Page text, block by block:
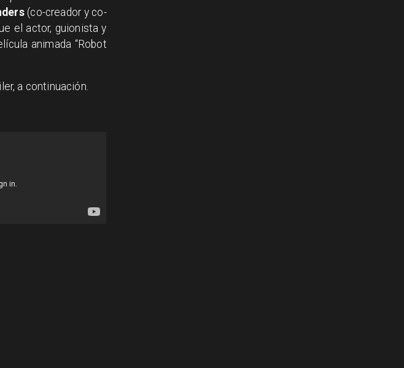
(co-creador y co-
el actor, guionista y
animada “Robot
a continuación.